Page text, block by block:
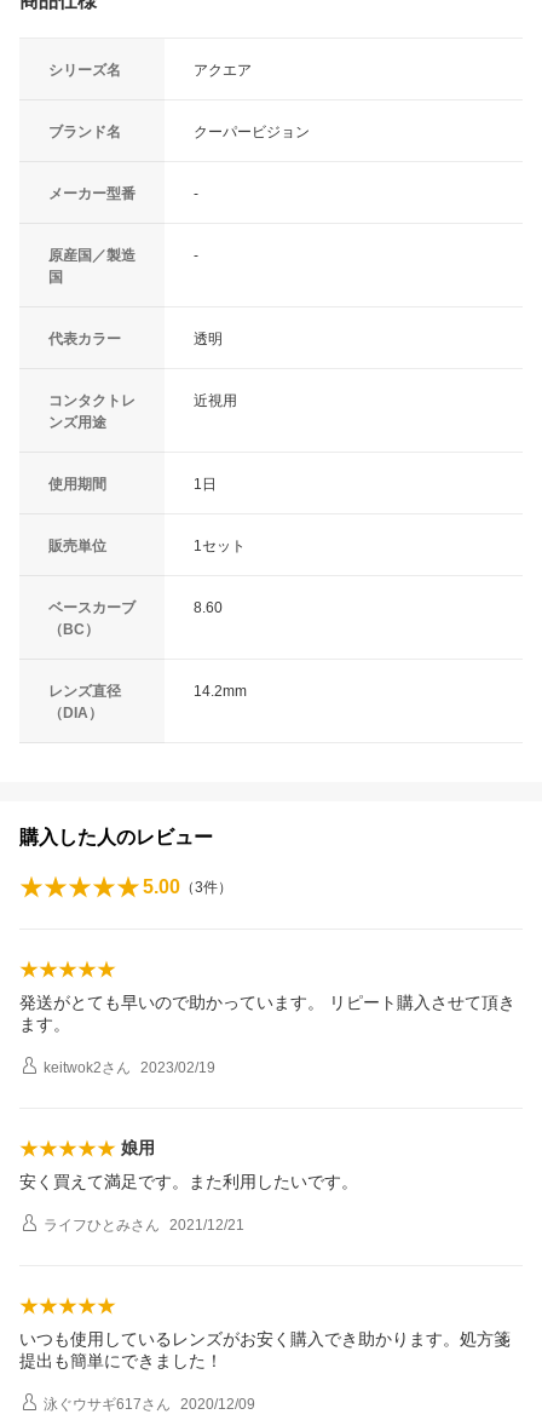
シリーズ名 アクエア
ブランド名 クーパービジョン
メーカー型番 -
原産国／製造
国
-
代表カラー 透明
コンタクトレ
ンズ用途
近視用
使用期間 1日
販売単位 1セット
ベースカーブ
（BC）
8.60
レンズ直径
（DIA）
14.2mm
購入した人のレビュー
5.00 （3件）
発送がとても早いので助かっています。 リピート購入させて頂き
ます。
keitwok2さん 2023/02/19
娘用
安く買えて満足です。また利用したいです。
ライフひとみさん 2021/12/21
いつも使用しているレンズがお安く購入でき助かります。処方箋
提出も簡単にできました！
泳ぐウサギ617さん 2020/12/09